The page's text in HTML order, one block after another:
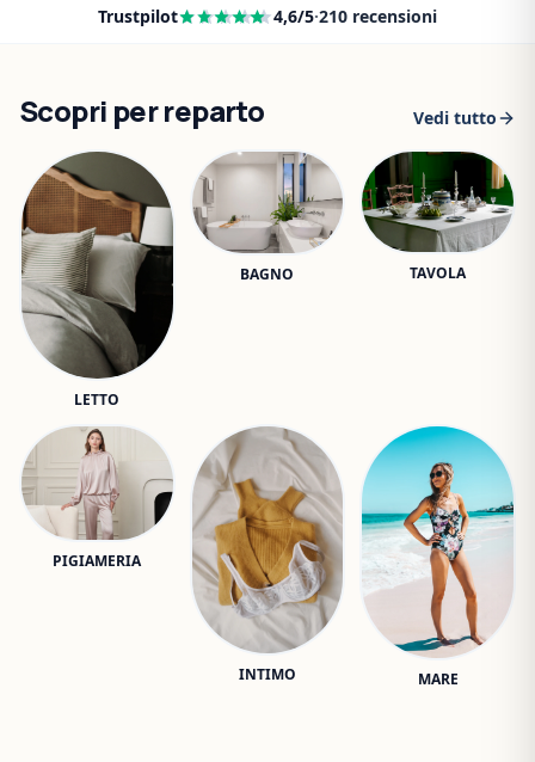
Trustpilot 4,6/5·210 recensioni
Scopri per reparto Vedi tutto
LETTO
BAGNO TAVOLA
PIGIAMERIA
INTIMO MARE